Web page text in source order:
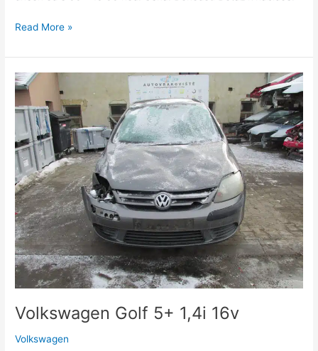
Read More »
Volkswagen Golf 5+ 1,4i 16v
Volkswagen
Volkswagen
Golf
5+
1,4i
16v